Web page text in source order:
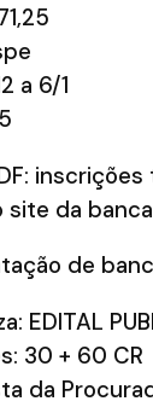
a 6/1
da
de
EDITAL
30 + 60 CR
da